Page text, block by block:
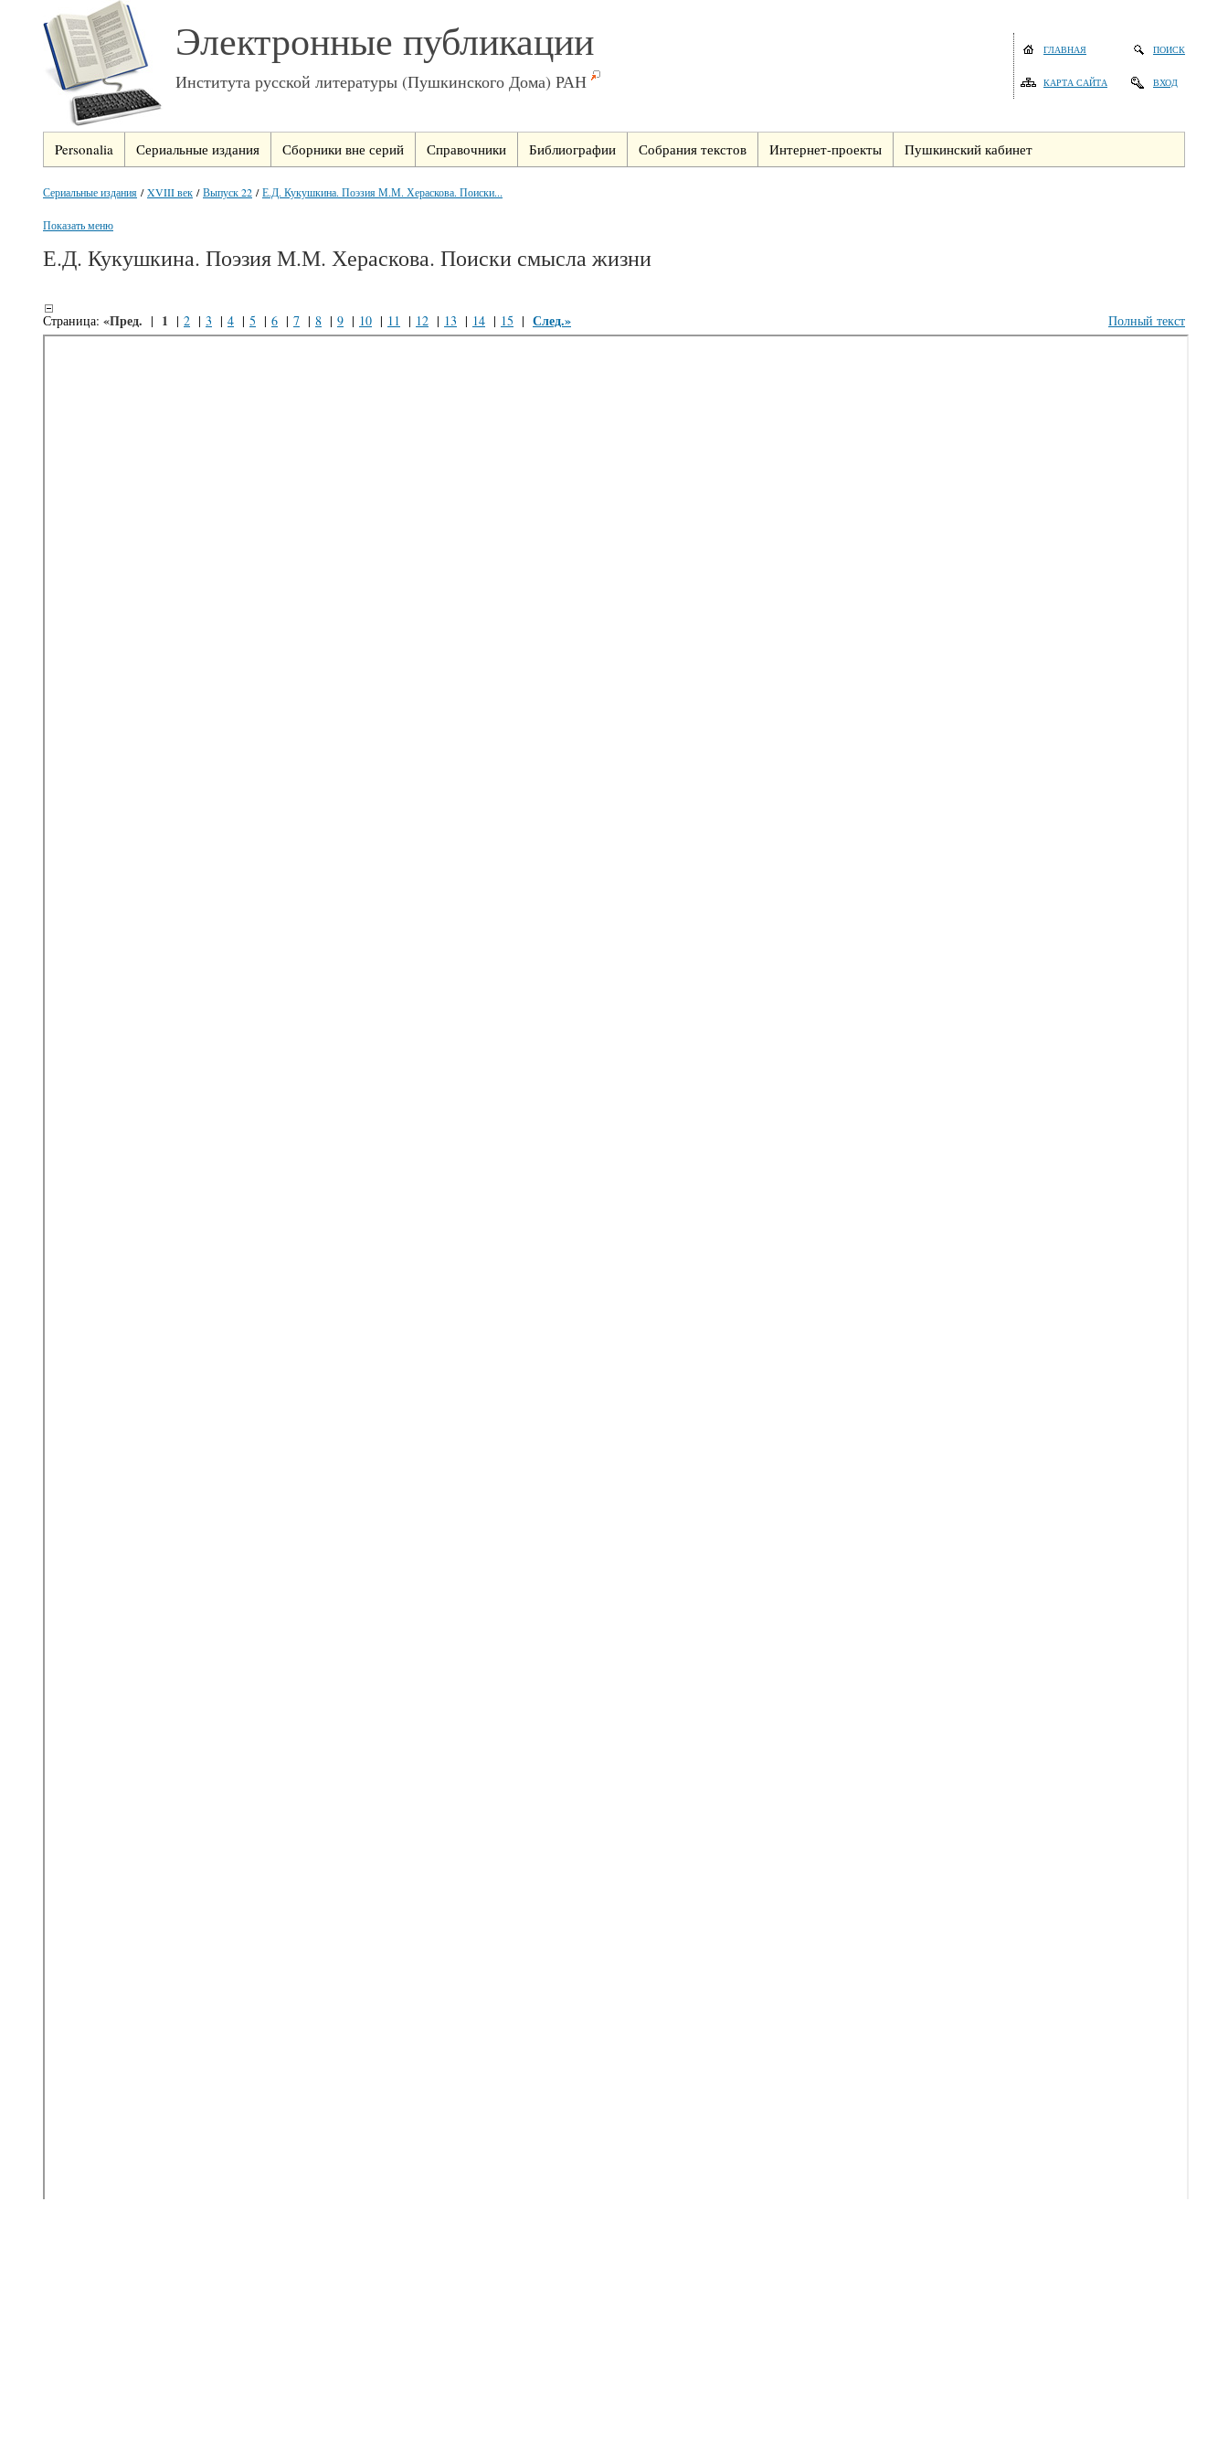
Электронные публикации
Института русской литературы (Пушкинского Дома) РАН
ГЛАВНАЯ
КАРТА САЙТА
ПОИСК
ВХОД
Personalia Сериальные издания Сборники вне серий Справочники Библиографии Собрания текстов Интернет-проекты Пушкинский кабинет
Сериальные издания /XVIII век /Выпуск 22 /Е.Д. Кукушкина. Поэзия М.М. Хераскова. Поиски...
Показать меню
Е.Д. Кукушкина. Поэзия М.М. Хераскова. Поиски смысла жизни
Страница: «Пред. | 1 | 2 | 3 | 4 | 5 | 6 | 7 | 8 | 9 | 10 | 11 | 12 | 13 | 14 | 15 | След.» Полный текст